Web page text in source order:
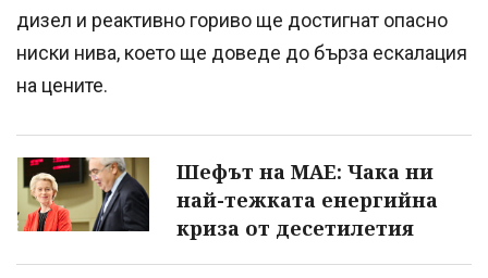
дизел и реактивно гориво ще достигнат опасно
ниски нива, което ще доведе до бърза ескалация
на цените.
Шефът на МАE: Чака ни
най-тежката енергийна
криза от десетилетия